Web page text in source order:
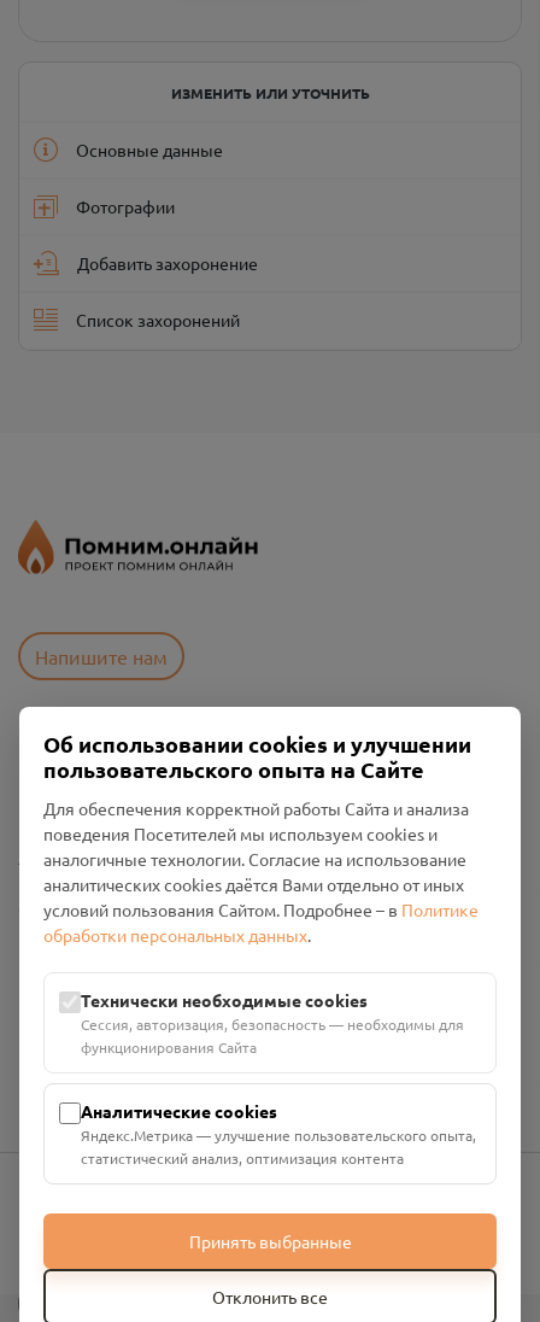
ИЗМЕНИТЬ ИЛИ УТОЧНИТЬ
Основные данные
Фотографии
Добавить захоронение
Список захоронений
Напишите нам
Пользовательское соглашение
Политика конфиденциальности
Промо-материалы
Настройки cookies
Общество с ограниченной ответственностью «Смоленский
Проект Помним»
Юридический адрес: 216790, Смоленская область, р-н
Руднянский, г. Рудня, улица Западная, д. 26А, пом. 18
Номер счёта: 40702810901130004287 в АО "АЛЬФА-БАНК"
Кор. счёт: 30101810200000000593
info@pomnim.online
Об использовании cookies и улучшении
пользовательского опыта на Сайте
Для обеспечения корректной работы Сайта и анализа
поведения Посетителей мы используем cookies и
аналогичные технологии. Согласие на использование
аналитических cookies даётся Вами отдельно от иных
условий пользования Сайтом. Подробнее – в Политике
обработки персональных данных.
Технически необходимые cookies
Сессия, авторизация, безопасность — необходимы для
функционирования Сайта
Аналитические cookies
Яндекс.Метрика — улучшение пользовательского опыта,
статистический анализ, оптимизация контента
Принять выбранные
Отклонить все